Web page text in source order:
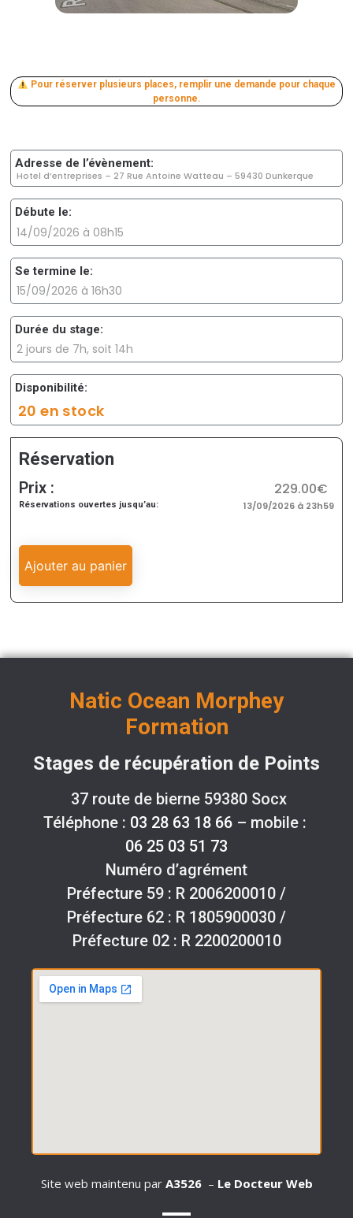
Pour réserver plusieurs places, remplir une demande pour chaque
personne.
Adresse de l’évènement:
Hotel d’entreprises – 27 Rue Antoine Watteau – 59430 Dunkerque
Débute le:
14/09/2026 à 08h15
Se termine le:
15/09/2026 à 16h30
Durée du stage:
2 jours de 7h, soit 14h
Disponibilité:
20 en stock
Réservation
Prix : 229.00€
Réservations ouvertes jusqu’au: 13/09/2026 à 23h59
Ajouter au panier
Natic Ocean Morphey
Formation
Stages de récupération de Points
37 route de bierne 59380 Socx
Téléphone : 03 28 63 18 66– mobile :
06 25 03 51 73
Numéro d’agrément
Préfecture 59 : R 2006200010 /
Préfecture 62 : R 1805900030 /
Préfecture 02 : R 2200200010
Site web maintenu par A3526 – Le Docteur Web